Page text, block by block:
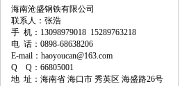
海南沧盛钢铁有限公司
联系人：张浩
手 机：13098979018 15289763218
电 话：0898-68638206
E-mail：haoyoucan@163.com
Q Q：66805001
地 址：海南省 海口市 秀英区 海盛路26号